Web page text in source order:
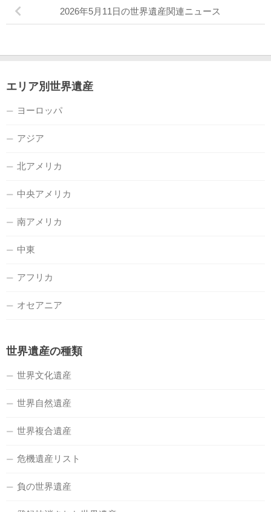
2026年5月11日の世界遺産関連ニュース
エリア別世界遺産
ヨーロッパ
アジア
北アメリカ
中央アメリカ
南アメリカ
中東
アフリカ
オセアニア
世界遺産の種類
世界文化遺産
世界自然遺産
世界複合遺産
危機遺産リスト
負の世界遺産